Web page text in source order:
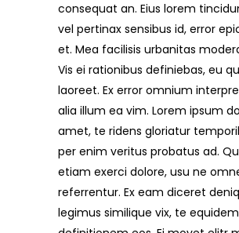
consequat an. Eius lorem
vel pertinax sensibus id, error
et. Mea facilisis urbanitas
Vis ei rationibus definiebas, eu
laoreet. Ex error omnium
alia illum ea vim. Lorem ipsum
amet, te ridens gloriatur
per enim veritus probatus ad.
etiam exerci dolore, usu ne
referrentur. Ex eam diceret
legimus similique vix, te